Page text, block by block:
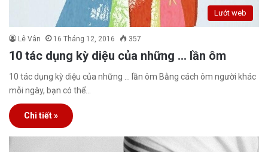
Lướt web
Lê Vân 16 Tháng 12, 2016 357
10 tác dụng kỳ diệu của những … lần ôm
10 tác dụng kỳ diệu của những … lần ôm Bằng cách ôm người khác
mỗi ngày, bạn có thể…
Chi tiết »